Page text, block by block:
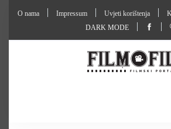
O nama Impressum Uvjeti korištenja
DARK MODE